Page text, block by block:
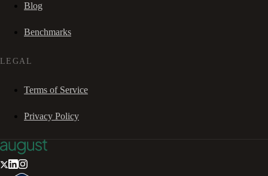
Blog
Benchmarks
LEGAL
Terms of Service
Privacy Policy